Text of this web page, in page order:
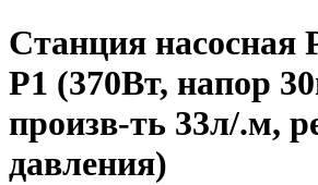
Станция насосная
P1 (370Вт, напор
произв-ть 33л/.м,
давления)